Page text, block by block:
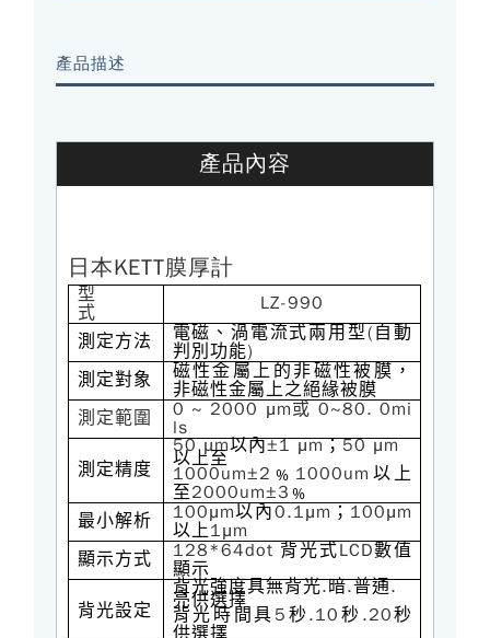
產品描述
產品內容
日本KETT膜厚計
型
式
LZ-990
測定方法 電磁、渦電流式兩用型( 自動
判別功能)
測定對象
磁性金屬上的非磁性被膜，
非磁性金屬上之絕緣被膜
測定範圍
0 ~ 2000 μm或 0~80. 0mi
ls
測定精度
50 μm以內±1 μm；50 μm
以上至
1000um±2 ﹪ 1000um 以上
至2000um±3 ﹪
最小解析
100μm以內0.1μm ； 100μm
以上 1μm
顯示方式 128*64dot 背光式LCD數值
顯示
背光設定
背光強度具無背光.暗.普通.
亮供選擇
背光時間具 5 秒.10 秒 .20秒
供選擇